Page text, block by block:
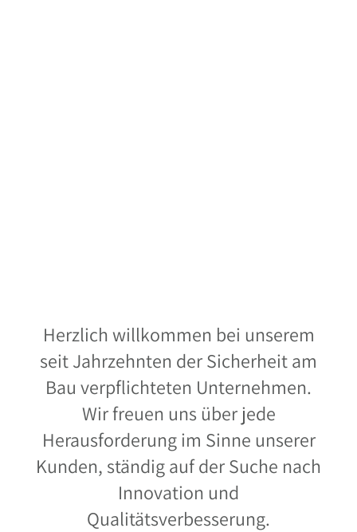
Herzlich willkommen bei unserem
seit Jahrzehnten der Sicherheit am
Bau verpflichteten Unternehmen.
Wir freuen uns über jede
Herausforderung im Sinne unserer
Kunden, ständig auf der Suche nach
Innovation und
Qualitätsverbesserung.